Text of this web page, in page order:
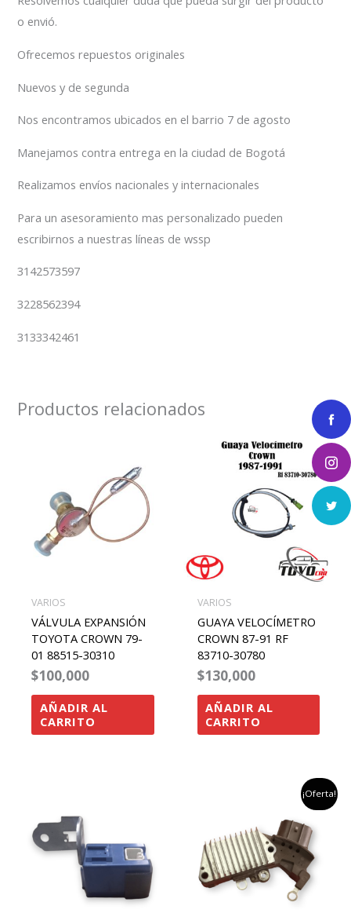
o envió.
Ofrecemos repuestos originales
Nuevos y de segunda
Nos encontramos ubicados en el barrio 7 de agosto
Manejamos contra entrega en la ciudad de Bogotá
Realizamos envíos nacionales y internacionales
Para un asesoramiento mas personalizado pueden
escribirnos a nuestras líneas de wssp
3142573597
3228562394
3133342461
Productos relacionados
VARIOS
VÁLVULA EXPANSIÓN
TOYOTA CROWN 79-
01 88515-30310
$100,000
AÑADIR AL
CARRITO
VARIOS
GUAYA VELOCÍMETRO
CROWN 87-91 RF
83710-30780
$130,000
AÑADIR AL
CARRITO
¡Oferta!
original
era:
$200,000.
el
es: